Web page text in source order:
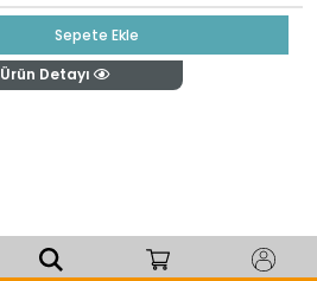
Sepete Ekle
Ürün Detayı